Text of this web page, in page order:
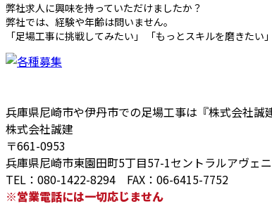
弊社求人に興味を持っていただけましたか？
弊社では、経験や年齢は問いません。
「足場工事に挑戦してみたい」 「もっとスキルを磨きたい
兵庫県尼崎市や伊丹市での足場工事は『株式会社誠
株式会社誠建
〒661-0953
兵庫県尼崎市東園田町5丁目57-1セントラルアヴェ
TEL：080-1422-8294 FAX：06-6415-7752
※営業電話には一切応じません